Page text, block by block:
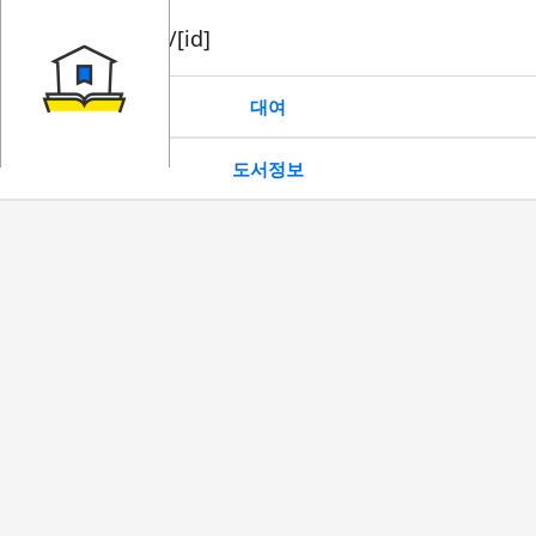
book/rent/[id]
대여
도서정보